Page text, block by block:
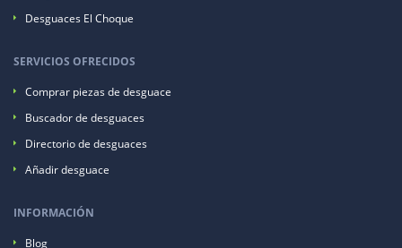
Desguaces El Choque
SERVICIOS OFRECIDOS
Comprar piezas de desguace
Buscador de desguaces
Directorio de desguaces
Añadir desguace
INFORMACIÓN
Blog